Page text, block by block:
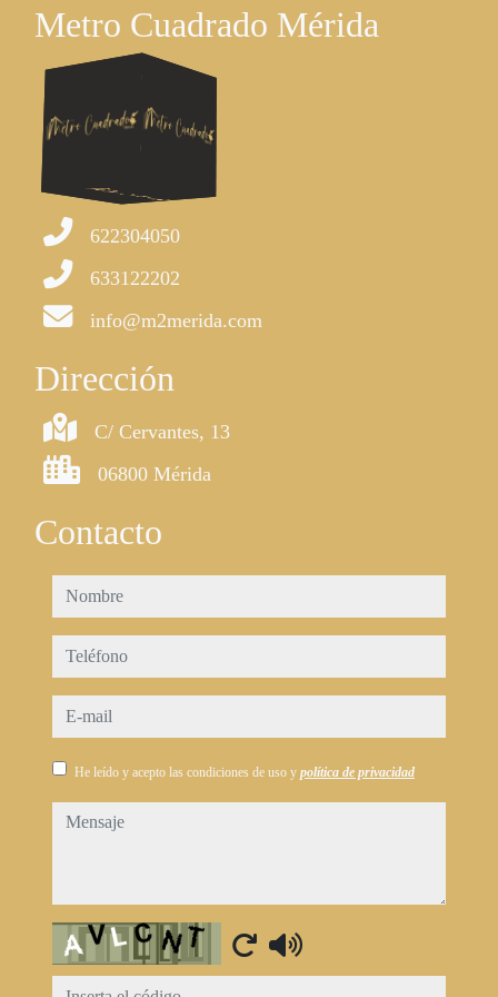
Metro Cuadrado Mérida
622304050
633122202
info@m2merida.com
Dirección
C/ Cervantes, 13
06800 Mérida
Contacto
nombre
teléfono
e-mail
He leído y acepto las condiciones de uso y política de privacidad
mensaje
Captcha